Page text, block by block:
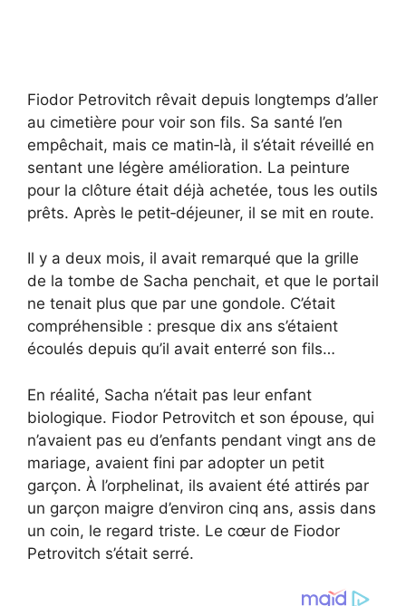
Fiodor Petrovitch rêvait depuis longtemps d’aller
au cimetière pour voir son fils. Sa santé l’en
empêchait, mais ce matin‑là, il s’était réveillé en
sentant une légère amélioration. La peinture
pour la clôture était déjà achetée, tous les outils
prêts. Après le petit‑déjeuner, il se mit en route.
Il y a deux mois, il avait remarqué que la grille
de la tombe de Sacha penchait, et que le portail
ne tenait plus que par une gondole. C’était
compréhensible : presque dix ans s’étaient
écoulés depuis qu’il avait enterré son fils…
En réalité, Sacha n’était pas leur enfant
biologique. Fiodor Petrovitch et son épouse, qui
n’avaient pas eu d’enfants pendant vingt ans de
mariage, avaient fini par adopter un petit
garçon. À l’orphelinat, ils avaient été attirés par
un garçon maigre d’environ cinq ans, assis dans
un coin, le regard triste. Le cœur de Fiodor
Petrovitch s’était serré.